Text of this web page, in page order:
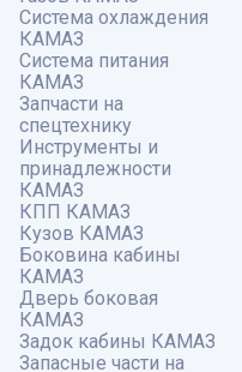
Система охлаждения
КАМАЗ
Система питания
КАМАЗ
Запчасти на
спецтехнику
Инструменты и
принадлежности
КАМАЗ
КПП КАМАЗ
Кузов КАМАЗ
Боковина кабины
КАМАЗ
Дверь боковая
КАМАЗ
Задок кабины КАМАЗ
Запасные части на